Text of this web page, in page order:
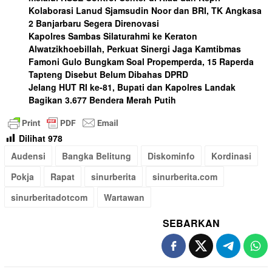
Kolaborasi Lanud Sjamsudin Noor dan BRI, TK Angkasa
2 Banjarbaru Segera Direnovasi
Kapolres Sambas Silaturahmi ke Keraton
Alwatzikhoebillah, Perkuat Sinergi Jaga Kamtibmas
Famoni Gulo Bungkam Soal Propemperda, 15 Raperda
Tapteng Disebut Belum Dibahas DPRD
Jelang HUT RI ke-81, Bupati dan Kapolres Landak
Bagikan 3.677 Bendera Merah Putih
Dilihat 978
Audensi
Bangka Belitung Diskominfo
Kordinasi
Pokja
Rapat sinurberita
sinurberita.com
sinurberitadotcom
Wartawan
SEBARKAN